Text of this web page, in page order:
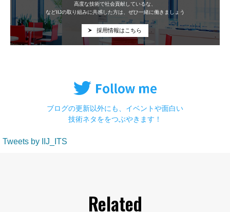
高度な技術で社会貢献しているな、
などIIJの取り組みに共感した方は、ぜひ一緒に働きましょう
採用情報はこちら
ブログの更新以外にも、イベントや面白い
技術ネタををつぶやきます！
Tweets by IIJ_ITS
Related